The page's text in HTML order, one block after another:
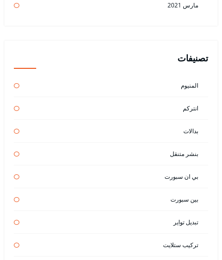
مارس 2021
تصنيفات
المنيوم
انتركم
بدالات
بنشر متنقل
بي ان سبورت
بين سبورت
تبديل تواير
تركيب ستلايت